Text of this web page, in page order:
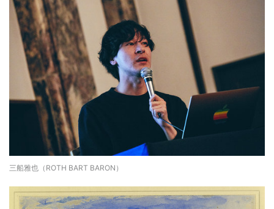
三船雅也（ROTH BART BARON）